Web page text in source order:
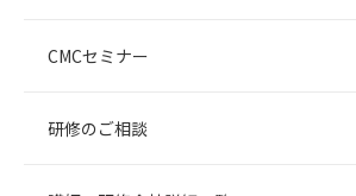
CMCセミナー
研修のご相談